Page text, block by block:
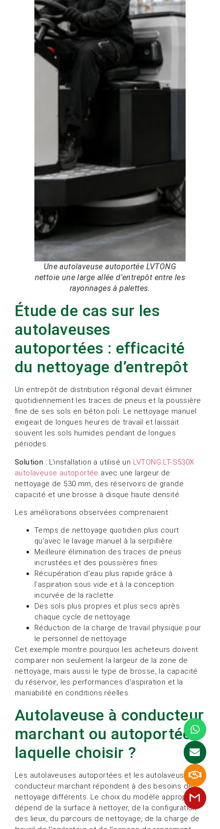
Une autolaveuse autoportée LVTONG
nettoie une large allée d'entrepôt entre les
rayonnages à palettes.
Étude de cas sur les
autolaveuses
autoportées : efficacité
du nettoyage d’entrepôt
Un entrepôt de distribution régional devait éliminer
quotidiennement les traces de pneus et la poussière
fine de ses sols en béton poli. Le nettoyage manuel
exigeait de longues heures de travail et laissait
souvent les sols humides pendant de longues
périodes.
Solution : L'installation a utilisé un LVTONG LT-S530X
autolaveuse autoportée avec une largeur de
nettoyage de 530 mm, des réservoirs de grande
capacité et une brosse à disque haute densité.
Les améliorations observées comprenaient :
Temps de nettoyage quotidien plus court
qu'avec le lavage manuel à la serpillière
Meilleure élimination des traces de pneus
incrustées et des poussières fines
Récupération d'eau plus rapide grâce à
l'aspiration sous vide et à la conception
incurvée de la raclette
Des sols plus propres et plus secs après
chaque cycle de nettoyage
Réduction de la charge de travail physique pour
le personnel de nettoyage
Cet exemple montre pourquoi les acheteurs doivent
comparer non seulement la largeur de la zone de
nettoyage, mais aussi le type de brosse, la capacité
du réservoir, les performances d'aspiration et la
maniabilité en conditions réelles.
Autolaveuse à conducteur
marchant ou autoportée :
laquelle choisir ?
Les autolaveuses autoportées et les autolaveuses à
conducteur marchant répondent à des besoins de
nettoyage différents. Le choix du modèle approprié
dépend de la surface à nettoyer, de la configuration
des lieux, du parcours de nettoyage, de la charge de